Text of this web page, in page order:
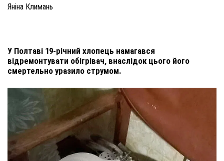
Яніна Климань
У Полтаві 19-річний хлопець намагався
відремонтувати обігрівач, внаслідок цього його
смертельно уразило струмом.